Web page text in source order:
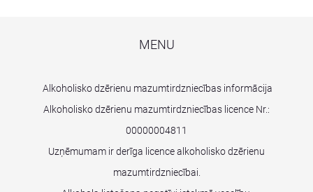
MENU
Alkoholisko dzērienu mazumtirdzniecības informācija
Alkoholisko dzērienu mazumtirdzniecības licence Nr.:
00000004811
Uzņēmumam ir derīga licence alkoholisko dzērienu
mazumtirdzniecībai.